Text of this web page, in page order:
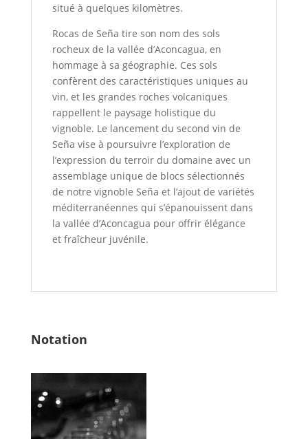
situé à quelques kilomètres.
Rocas de Seña tire son nom des sols
rocheux de la vallée d’Aconcagua, en
hommage à sa géographie. Ces sols
confèrent des caractéristiques uniques au
vin, et les grandes roches volcaniques
rappellent le paysage holistique du
vignoble. Le lancement du second vin de
Seña vise à poursuivre l’exploration de
l’expression du terroir du domaine avec un
assemblage unique de blocs sélectionnés
de notre vignoble Seña et l’ajout de variétés
méditerranéennes qui s’épanouissent dans
la vallée d’Aconcagua pour offrir élégance
et fraîcheur juvénile.
Notation